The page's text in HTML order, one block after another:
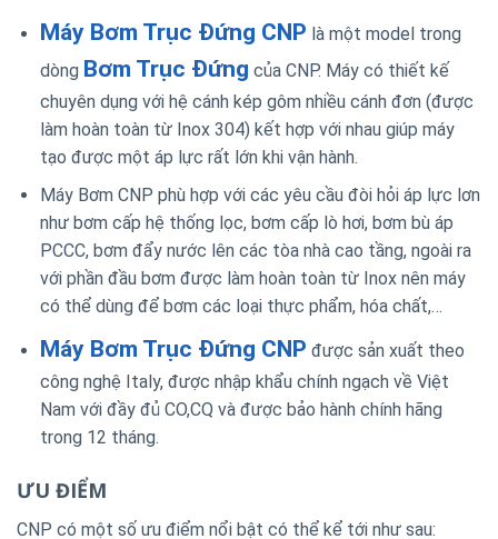
Máy Bơm Trục Đứng CNP là một model trong
dòng Bơm Trục Đứng của CNP. Máy có thiết kế
chuyên dụng với hệ cánh kép gôm nhiều cánh đơn (được
làm hoàn toàn từ Inox 304) kết hợp với nhau giúp máy
tạo được một áp lực rất lớn khi vận hành.
Máy Bơm CNP phù hợp với các yêu cầu đòi hỏi áp lực lơn
như bơm cấp hệ thống lọc, bơm cấp lò hơi, bơm bù áp
PCCC, bơm đẩy nước lên các tòa nhà cao tầng, ngoài ra
với phần đầu bơm được làm hoàn toàn từ Inox nên máy
có thể dùng để bơm các loại thực phẩm, hóa chất,…
Máy Bơm Trục Đứng CNP được sản xuất theo
công nghệ Italy, được nhập khẩu chính ngạch về Việt
Nam với đầy đủ CO,CQ và được bảo hành chính hãng
trong 12 tháng.
ƯU ĐIỂM
CNP có một số ưu điểm nổi bật có thể kể tới như sau: